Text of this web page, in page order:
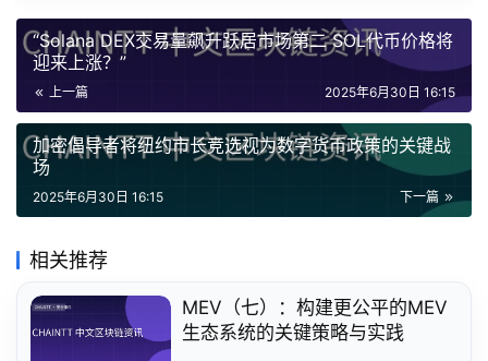
“Solana DEX交易量飙升跃居市场第二 SOL代币价格将
迎来上涨？”
上一篇 2025年6月30日 16:15
加密倡导者将纽约市长竞选视为数字货币政策的关键战
场
下一篇
2025年6月30日 16:15
相关推荐
MEV（七）：构建更公平的MEV
生态系统的关键策略与实践